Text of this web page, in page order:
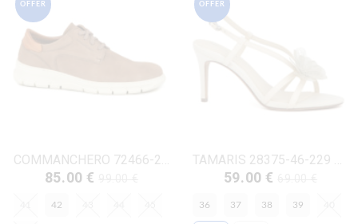
OFFER
COMMANCHERO 72466-228 ΜΠΕΖ ΔΕΡΜΑ-NUBUK
85.00 €
42
OFFER
TAMARIS 28375-46-229 ΠΕΡΛΑ ΔΕΡΜΑ-ECO
59.00 €
36 37 38 39